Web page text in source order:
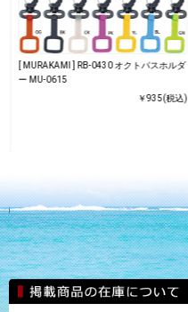
)
[ MURAKAMI ] RB-0430 オクトパスホルダ
ー MU-0615
￥935(税込)